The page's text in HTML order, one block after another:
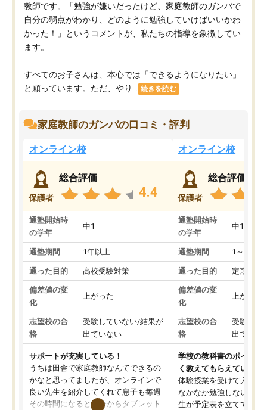
教師です。「勉強が嫌いだったけど、家庭教師のガンバで
自分の弱点がわかり、どのように勉強していけばいいかわ
かった！」というコメントが、私たちの指導を象徴してい
ます。
すべてのお子さんは、本心では「できるようになりたい」
と願っています。ただ、やり...
続きを読む
家庭教師のガンバの口コミ・評判
オンライン校
保護者
総合評価
4.4
通塾開始時
の学年
中1
通塾期間 1年以上
通った目的 高校受験対策
偏差値の変
化
上がった
志望校の合
格
受験していない/結果が
出ていない
サポートが充実している！
うちは田舎で家庭教師なんてできるの
かなと思ってましたが、オンラインで
良い先生を紹介してくれて息子も毎週
その時間になると自分からタブレット
オンライン校
保護者
総合評価
通塾開始時
の学年
中1
通塾期間 1～3ヵ月
通った目的 定期テス
偏差値の変
化
上がった
志望校の合
格
受験して
出ていな
学校の教科書のポイント
く教えてもらえている
体験授業を受けて入塾し
なかなか勉強しない息子
生が予定表を立ててくれ